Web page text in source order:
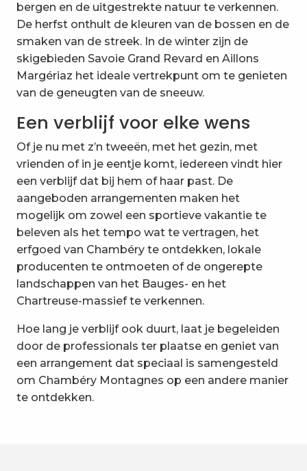
bergen en de uitgestrekte natuur te verkennen.
De herfst onthult de kleuren van de bossen en de
smaken van de streek. In de winter zijn de
skigebieden Savoie Grand Revard en Aillons
Margériaz het ideale vertrekpunt om te genieten
van de geneugten van de sneeuw.
Een verblijf voor elke wens
Of je nu met z’n tweeën, met het gezin, met
vrienden of in je eentje komt, iedereen vindt hier
een verblijf dat bij hem of haar past. De
aangeboden arrangementen maken het
mogelijk om zowel een sportieve vakantie te
beleven als het tempo wat te vertragen, het
erfgoed van Chambéry te ontdekken, lokale
producenten te ontmoeten of de ongerepte
landschappen van het Bauges- en het
Chartreuse-massief te verkennen.
Hoe lang je verblijf ook duurt, laat je begeleiden
door de professionals ter plaatse en geniet van
een arrangement dat speciaal is samengesteld
om Chambéry Montagnes op een andere manier
te ontdekken.